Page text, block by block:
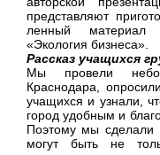
представляют
ленный материал
«Экология бизнеса».
Рассказ учащихся
Мы провели
Краснодара,
учащихся и узнали,
город удобным и
Поэтому мы сделали
могут быть не